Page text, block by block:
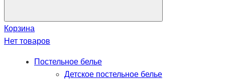
Корзина
Нет товаров
Постельное белье
Детское постельное белье